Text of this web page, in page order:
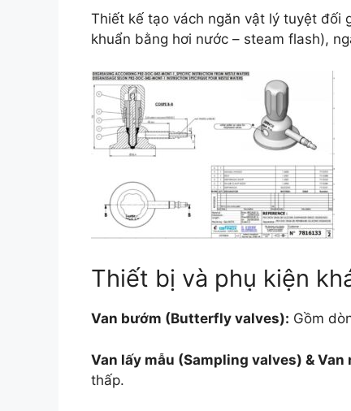
Thiết kế tạo vách ngăn vật lý tuyệt đối
khuẩn bằng hơi nước – steam flash),
Thiết bị và phụ kiện
Van bướm (Butterfly valves): Gồm
Van lấy mẫu (Sampling valves) &
thấp.